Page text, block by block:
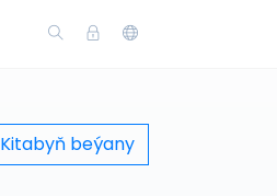
Kitabyň beýany